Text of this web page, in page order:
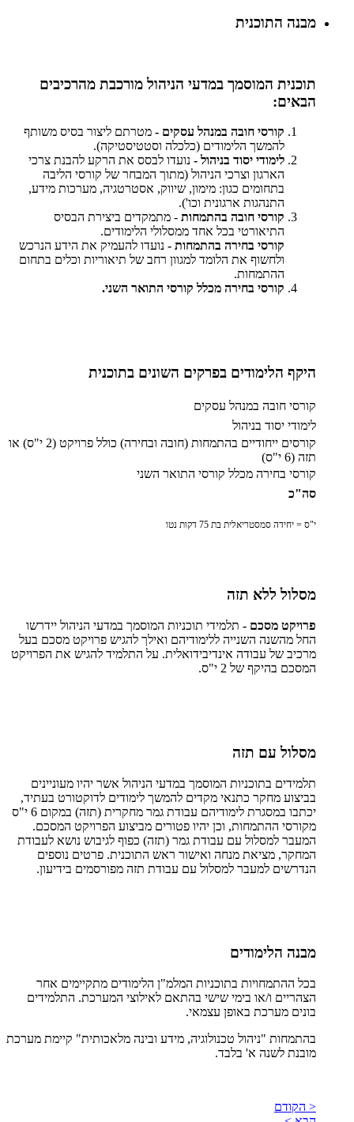
מבנה התוכנית
תוכנית המוסמך במדעי הניהול מורכבת מהרכיבים
הבאים:
קורסי חובה במנהל עסקים - מטרתם ליצור בסיס משותף
להמשך הלימודים (כלכלה וסטטיסטיקה).
לימודי יסוד בניהול - נועדו לבסס את הרקע להבנת צרכי
הארגון וצרכי הניהול (מתוך המבחר של קורסי הליבה
בתחומים כגון: מימון, שיווק, אסטרטגיה, מערכות מידע,
התנהגות ארגונית וכו').
קורסי חובה בהתמחות - מתמקדים ביצירת הבסיס
התיאורטי בכל אחד ממסלולי הלימודים.
קורסי בחירה בהתמחות - נועדו להעמיק את הידע הנרכש
ולחשוף את הלומד למגוון רחב של תיאוריות וכלים בתחום
ההתמחות.
קורסי בחירה מכלל קורסי התואר השני.
היקף הלימודים בפרקים השונים בתוכנית
קורסי חובה במנהל עסקים
לימודי יסוד בניהול
קורסים ייחודיים בהתמחות (חובה ובחירה) כולל פרויקט (2 י"ס) או
תזה (6 י"ס)
קורסי בחירה מכלל קורסי התואר השני
סה"כ
י"ס = יחידה סמסטריאלית בת 75 דקות נטו
מסלול ללא תזה
פרויקט מסכם - תלמידי תוכניות המוסמך במדעי הניהול יידרשו
החל מהשנה השנייה ללימודיהם ואילך להגיש פרויקט מסכם בעל
מרכיב של עבודה אינדיבידואלית. על התלמיד להגיש את הפרויקט
המסכם בהיקף של 2 י"ס.
מסלול עם תזה
תלמידים בתוכניות המוסמך במדעי הניהול אשר יהיו מעוניינים
בביצוע מחקר כתנאי מקדים להמשך לימודים לדוקטורט בעתיד,
יכתבו במסגרת לימודיהם עבודת גמר מחקרית (תזה) במקום 6 י"ס
מקורסי ההתמחות, וכן יהיו פטורים מביצוע הפרויקט המסכם.
המעבר למסלול עם עבודת גמר (תזה) כפוף לגיבוש נושא לעבודת
המחקר, מציאת מנחה ואישור ראש התוכנית. פרטים נוספים
הנדרשים למעבר למסלול עם עבודת תזה מפורסמים בידיעון.
מבנה הלימודים
בכל ההתמחויות בתוכניות המלמ"ן הלימודים מתקיימים אחר
הצהריים ו/או בימי שישי בהתאם לאילוצי המערכת. התלמידים
בונים מערכת באופן עצמאי.
בהתמחות "ניהול טכנולוגיה, מידע ובינה מלאכותית" קיימת מערכת
מובנת לשנה א' בלבד.
< הקודם